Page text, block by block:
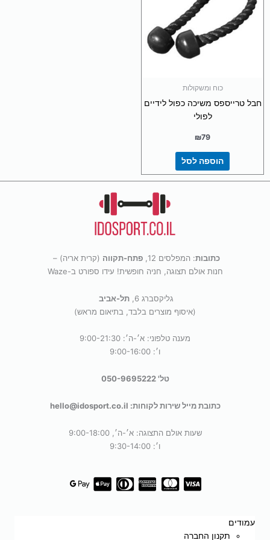
כוח ומשקולות
חבל טרייספס משיכה כפול לידיים
לפולי
₪79
הוספה לסל
כתובות: המפלסים 12, פתח-תקווה (קרית אריה) –
חנות אולם תצוגה, חניה חופשית! עידו ספורט ב-Waze
גליקסברג 6,
תל-אביב
(איסוף מוצרים בלבד, בתיאום מראש)
מענה טלפוני: א׳-ה׳: 9:00-21:30
ו׳: 9:00-16:00
טל' 050-9695222
כתובת מייל שירות לקוחות: hello@idosport.co.il
שעות אולם התצוגה: א׳-ה׳, 9:00-18:00
ו׳: 9:30-14:00
עמודים
תקנון החברה